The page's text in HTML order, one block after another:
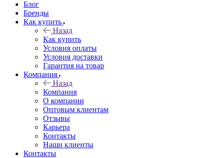
Блог
Бренды
Как купить
Назад
Как купить
Условия оплаты
Условия доставки
Гарантия на товар
Компания
Назад
Компания
О компании
Оптовым клиентам
Отзывы
Карьера
Контакты
Наши клиенты
Контакты